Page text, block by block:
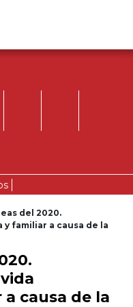
del 2020.
familiar a causa de la
causa de la